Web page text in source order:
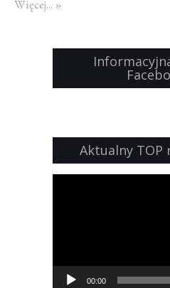
Więcej... »
Aktualny TOP
00:00